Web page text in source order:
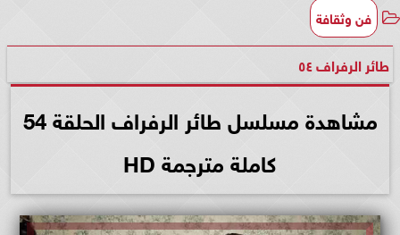
فن وثقافة
طائر الرفراف ٥٤
مشاهدة مسلسل طائر الرفراف الحلقة 54
كاملة مترجمة HD